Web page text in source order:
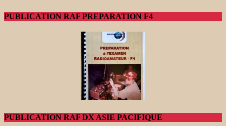
PUBLICATION RAF PREPARATION F4
PUBLICATION RAF DX ASIE PACIFIQUE